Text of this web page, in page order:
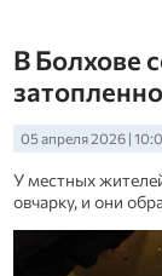
В Болхове
05 апреля 2026 |
У местных
овчарку, и они